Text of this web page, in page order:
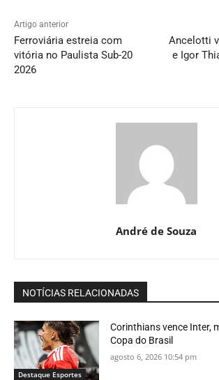
Artigo anterior
Ferroviária estreia com
vitória no Paulista Sub-20
2026
Ancelotti
e Igor
André de Souza
NOTÍCIAS RELACIONADAS
Destaque Esportes
Corinthians vence Inter,
Copa do Brasil
agosto 6, 2026 10:54 pm